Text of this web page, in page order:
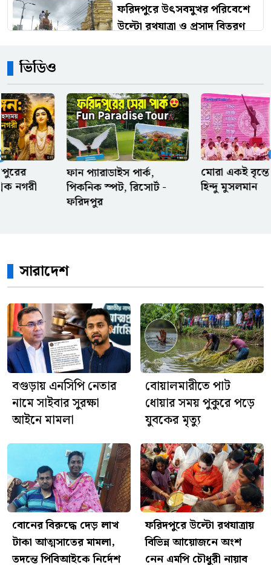
ফরিদপুরে উৎসবমুখর পরিবেশে
উল্টো রথযাত্রা ও প্রসাদ বিতরণ
আত্মসাতের মামলা, তদন্তে
পিবিআইকে নির্দেশ
অফিস থেকে আগে বের হওয়ার
সেরা কিছু অজুহাত
রেফারি ও ভিএআরের দুই সিদ্ধান্ত
ঘিরে বিতর্ক, মিসরের ক্ষোভ
আজ শ্রীশ্রী জগন্নাথদেবের
রথযাত্রা, ফরিদপুরে দিনব্যাপী নানা
আয়োজন
ভিডিও
মোরা একই বৃন্তে দুটি কুসুম
হিন্দু মুসলমান
পল্লী কবি জসিম উদ্দিনের
বাড়ি
সারাদেশ
বগুড়ায় এনসিপি নেতার
নামে সাইবার সুরক্ষা
আইনে মামলা
বোয়ালমারীতে পাট
ধোয়ার সময় পুকুরে পড়ে
যুবকের মৃত্যু
বোনের বিরুদ্ধে দেড় লাখ
টাকা আত্মসাতের মামলা,
তদন্তে পিবিআইকে নির্দেশ
ফরিদপুরে উল্টো রথযাত্রায়
বিভিন্ন আয়োজনে অংশ
নেন এমপি চৌধুরী নায়াব